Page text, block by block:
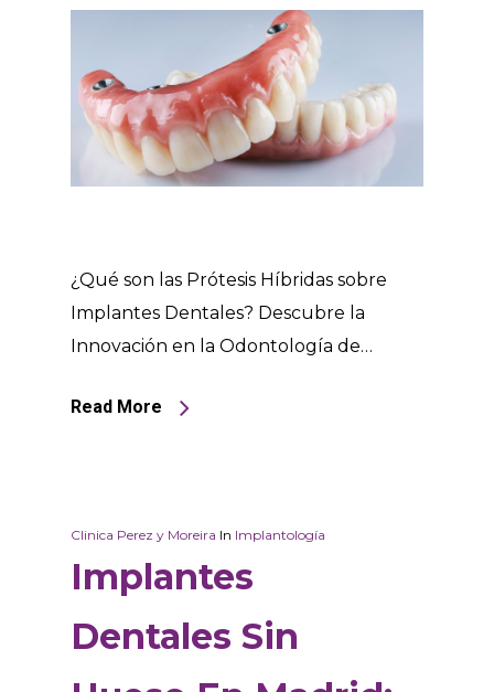
¿Qué son las Prótesis Híbridas sobre
Implantes Dentales? Descubre la
Innovación en la Odontología de…
Read More
Clinica Perez y Moreira In Implantología
Implantes
Dentales Sin